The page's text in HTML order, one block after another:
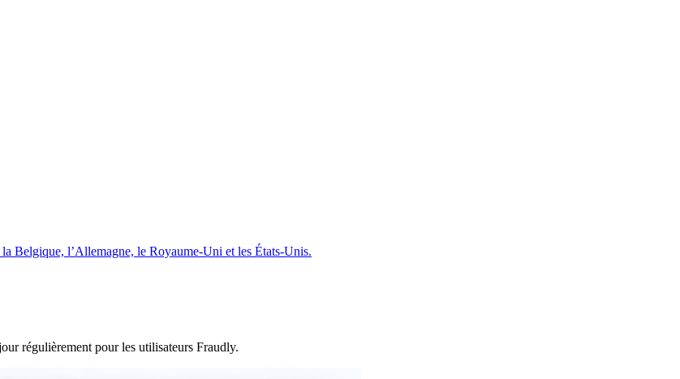
Belgique, l’Allemagne, le Royaume-Uni et les États-Unis.
régulièrement pour les utilisateurs Fraudly.